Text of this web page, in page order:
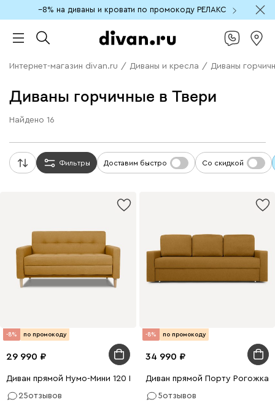
−8% на диваны и кровати по промокоду РЕЛАКС
Интернет-магазин divan.ru / Диваны и кресла / Диваны
Диваны горчичные в Твери
Найдено 16
Фильтры Доставим быстро Со скидкой
-8% по промокоду
29 990
Диван прямой Нумо-Мини 120 Рогожка Желтый
25отзывов
-8% по промокоду
34 990
Диван прямой Порту Рогожка
5отзывов